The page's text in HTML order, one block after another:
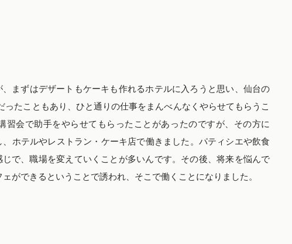
まずはデザートもケーキも作れるホテルに入ろうと思い、仙台の
たこともあり、ひと通りの仕事をまんべんなくやらせてもらうこ
習会で助手をやらせてもらったことがあったのですが、その方に
ホテルやレストラン・ケーキ店で働きました。パティシエや飲食
で、職場を変えていくことが多いんです。その後、将来を悩んで
ができるということで誘われ、そこで働くことになりました。